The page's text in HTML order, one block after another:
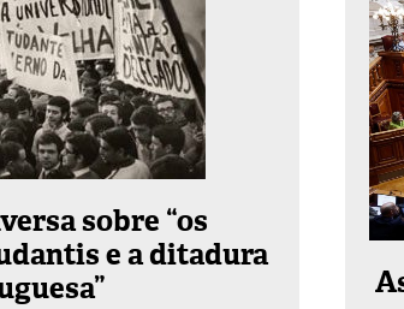
sobre “os
e a ditadura